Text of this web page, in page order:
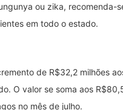
ou zika, recomenda-
em todo o estado.
de R$32,2 milhões
O valor se soma aos
no mês de julho.